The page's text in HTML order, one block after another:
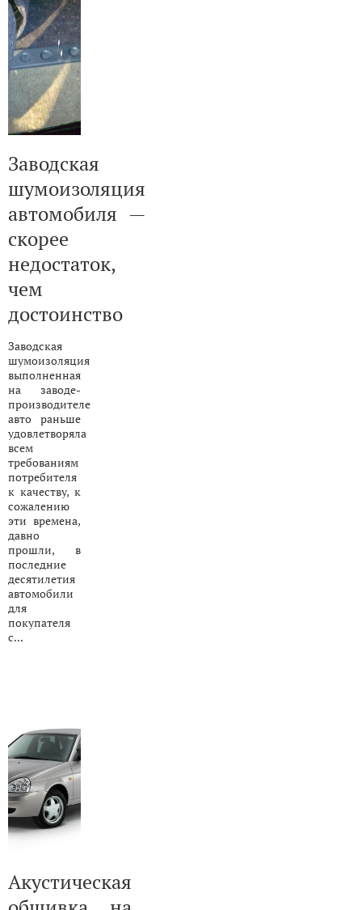
Заводская
шумоизоляция
автомобиля —
скорее
недостаток,
чем
достоинство
Заводская
шумоизоляция
выполненная
на заводе-
производителе
авто раньше
удовлетворяла
всем
требованиям
потребителя
к качеству, к
сожалению
эти времена,
давно
прошли, в
последние
десятилетия
автомобили
для
покупателя
с...
Акустическая